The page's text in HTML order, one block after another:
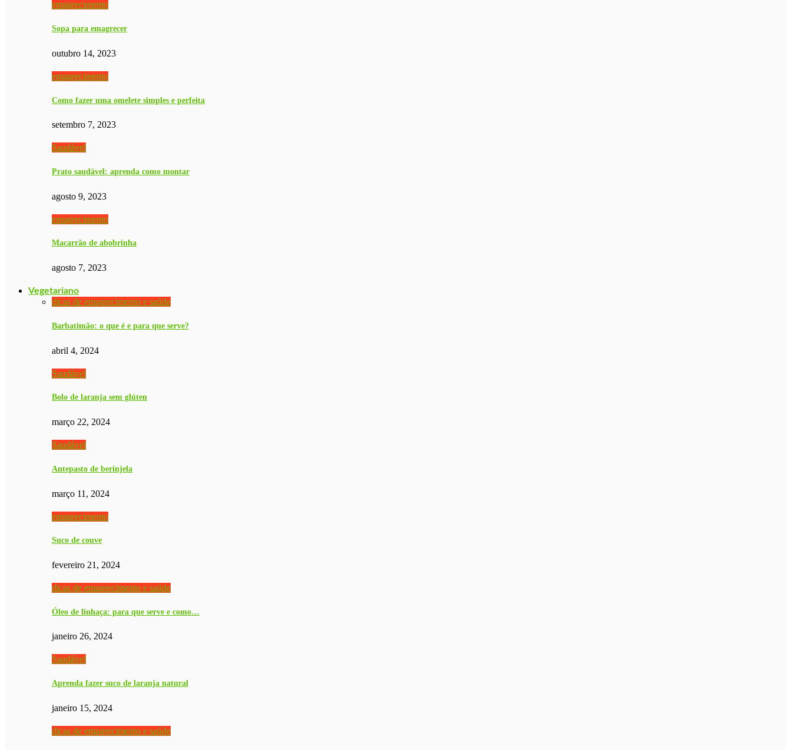
emagrecimento
Sopa para emagrecer
outubro 14, 2023
emagrecimento
Como fazer uma omelete simples e perfeita
setembro 7, 2023
Saudável
Prato saudável: aprenda como montar
agosto 9, 2023
emagrecimento
Macarrão de abobrinha
agosto 7, 2023
Vegetariano
dicas de emagrecimento e saúde
Barbatimão: o que é e para que serve?
abril 4, 2024
Saudável
Bolo de laranja sem glúten
março 22, 2024
Saudável
Antepasto de berinjela
março 11, 2024
emagrecimento
Suco de couve
fevereiro 21, 2024
dicas de emagrecimento e saúde
Óleo de linhaça: para que serve e como…
janeiro 26, 2024
Saudável
Aprenda fazer suco de laranja natural
janeiro 15, 2024
dicas de emagrecimento e saúde